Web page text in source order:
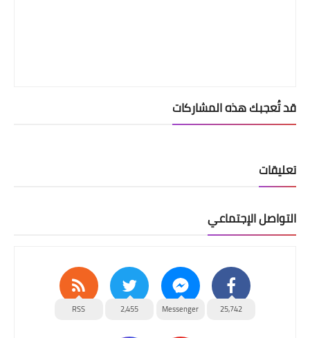
قد تُعجبك هذه المشاركات
تعليقات
التواصل الإجتماعي
25,742
Messenger
2,455
RSS